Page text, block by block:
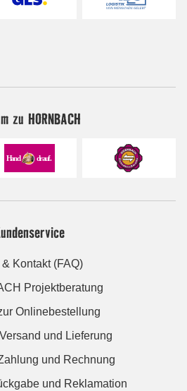
zu HORNBACH
& Kontakt (FAQ)
Projektberatung
Onlinebestellung
und Lieferung
und Rechnung
und Reklamation